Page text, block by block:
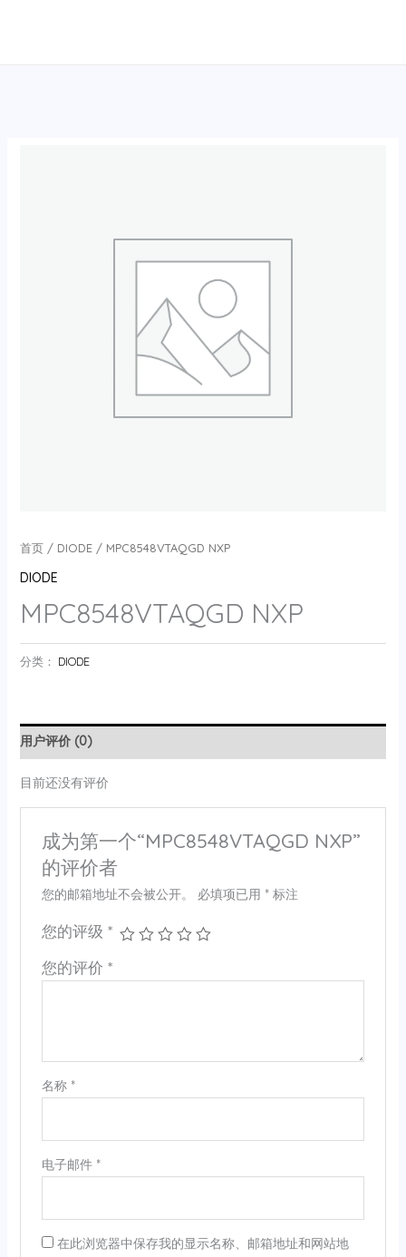
首页/ DIODE/ MPC8548VTAQGD NXP
DIODE
MPC8548VTAQGD NXP
分类： DIODE
用户评价 (0)
目前还没有评价
成为第一个“MPC8548VTAQGD NXP”
的评价者
您的邮箱地址不会被公开。 必填项已用 *标注
您的评级 *
您的评价 *
名称 *
电子邮件 *
在此浏览器中保存我的显示名称、邮箱地址和网站地